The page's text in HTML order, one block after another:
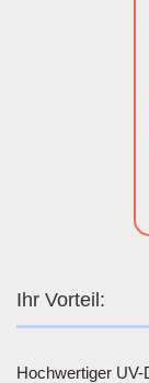
Ihr Vorteil:
Hochwertiger UV-